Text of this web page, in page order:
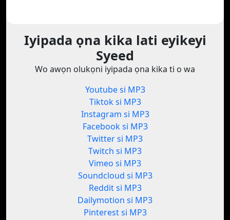
Iyipada ọna kika lati eyikeyi
Syeed
Wo awọn olukọni iyipada ọna kika ti o wa
Youtube si MP3
Tiktok si MP3
Instagram si MP3
Facebook si MP3
Twitter si MP3
Twitch si MP3
Vimeo si MP3
Soundcloud si MP3
Reddit si MP3
Dailymotion si MP3
Pinterest si MP3